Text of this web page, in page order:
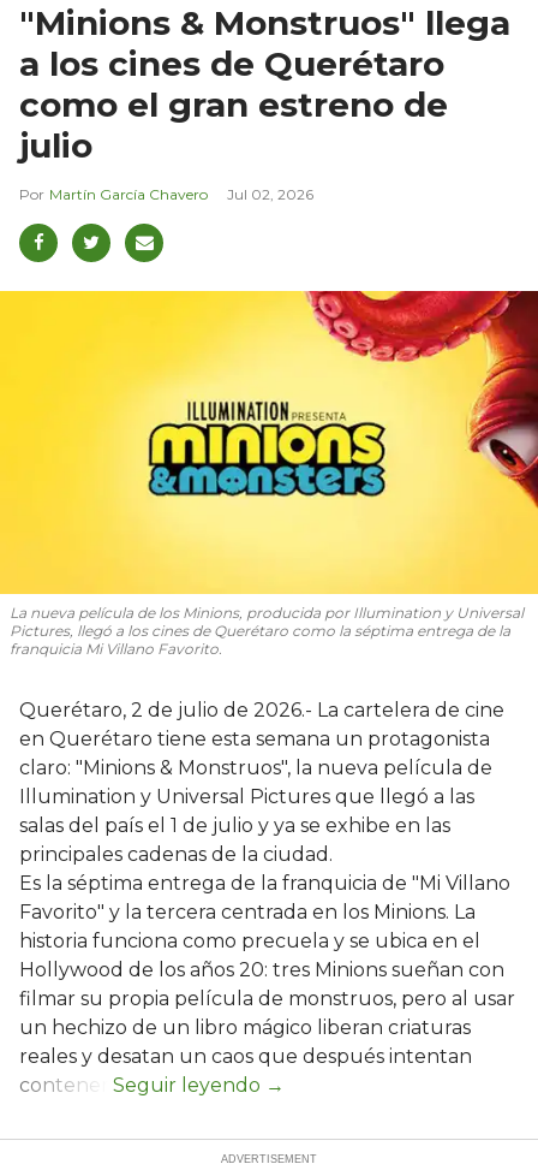
"Minions & Monstruos" llega
a los cines de Querétaro
como el gran estreno de
julio
Martín García Chavero Jul 02, 2026
La nueva película de los Minions, producida por Illumination y Universal
Pictures, llegó a los cines de Querétaro como la séptima entrega de la
franquicia Mi Villano Favorito.
Querétaro, 2 de julio de 2026.- La cartelera de cine
en Querétaro tiene esta semana un protagonista
claro: "Minions & Monstruos", la nueva película de
Illumination y Universal Pictures que llegó a las
salas del país el 1 de julio y ya se exhibe en las
principales cadenas de la ciudad.
Es la séptima entrega de la franquicia de "Mi Villano
Favorito" y la tercera centrada en los Minions. La
historia funciona como precuela y se ubica en el
Hollywood de los años 20: tres Minions sueñan con
filmar su propia película de monstruos, pero al usar
un hechizo de un libro mágico liberan criaturas
reales y desatan un caos que después intentan
contener.